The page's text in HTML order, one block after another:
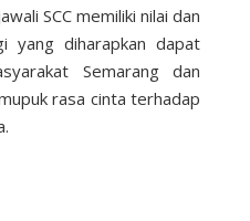
SCC memiliki nilai dan
yang diharapkan dapat
Semarang dan
rasa cinta terhadap